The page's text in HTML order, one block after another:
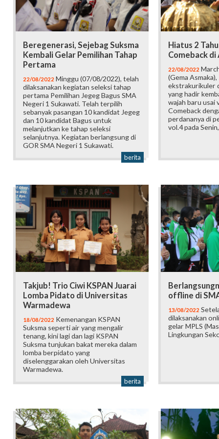
Beregenerasi, Sejebag Suksma
Kembali Gelar Pemilihan Tahap
Pertama
22/08/2022 Minggu (07/08/2022), telah
dilaksanakan kegiatan seleksi tahap
pertama Pemilihan Jegeg Bagus SMA
Negeri 1 Sukawati. Telah terpilih
sebanyak pasangan 10 kandidat Jegeg
dan 10 kandidat Bagus untuk
melanjutkan ke tahap seleksi
selanjutnya. Kegiatan berlangsung di
GOR SMA Negeri 1 Sukawati.
berita
Hiatus 2
Comeback di
22/08/2022
(Gema
ekstrakurikuler
yang hadir
wajah baru usai
Comeback
perdananya di
vol.4 pada
Takjub! Trio Ciwi KSPAN Juarai
Lomba Pidato di Universitas
Warmadewa
18/08/2022 Kemenangan KSPAN
Suksma seperti air yang mengalir
tenang, kini lagi dan lagi KSPAN
Suksma tunjukan bakat mereka dalam
lomba berpidato yang
diselenggarakan oleh Universitas
Warmadewa.
berita
offline di
13/08/2022
dilaksanakan
gelar MPLS
Lingkungan